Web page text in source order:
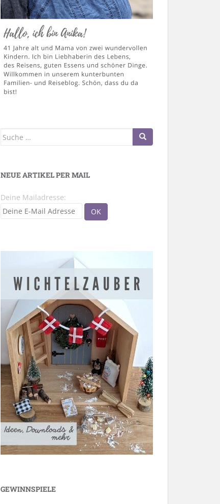
Suche
NEUE ARTIKEL PER MAIL
Deine Mailadresse:
GEWINNSPIELE